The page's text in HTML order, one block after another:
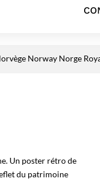
Norway Norge
Un poster rétro de
du patrimoine